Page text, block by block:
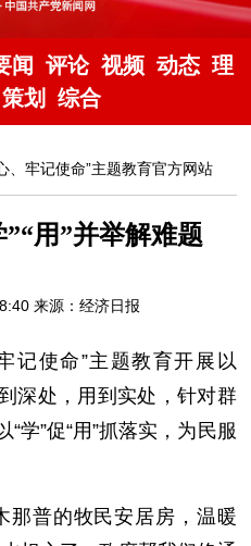
闻 评论 视频 动态 理
策划 综合
、牢记使命”主题教育官方网站
用”并举解难题
来源： 经济日报
记使命”主题教育开展以
深处，用到实处，针对群
学”促“用”抓落实，为民服
那普的牧民安居房，温暖